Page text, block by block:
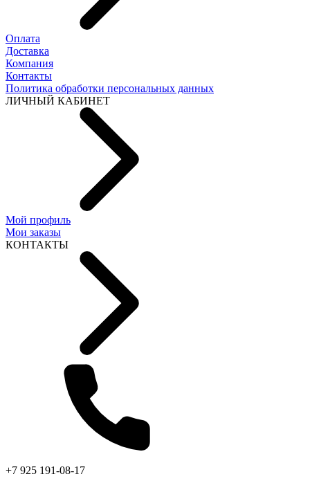
Оплата
Доставка
Компания
Контакты
Политика обработки персональных данных
ЛИЧНЫЙ КАБИНЕТ
Мой профиль
Мои заказы
КОНТАКТЫ
+7 925 191-08-17